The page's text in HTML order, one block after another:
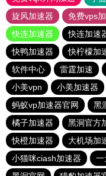
旋风加速器
免费vps
快连加速器
快连加速
快鸭加速器
快柠檬加
软件中心
雷霆加速
小美vpn
小美加速器
蚂蚁vp加速器官网
黑
橘子加速器
黑洞官方
快橙加速器
大机场加
小猫咪ciash加速器
一